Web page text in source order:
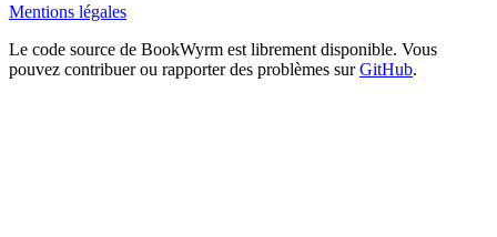
Mentions légales
Le code source de BookWyrm est librement disponible. Vous
pouvez contribuer ou rapporter des problèmes surGitHub.